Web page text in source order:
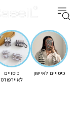
כיסויים לאייפון
כיסויים
לאיירפודס